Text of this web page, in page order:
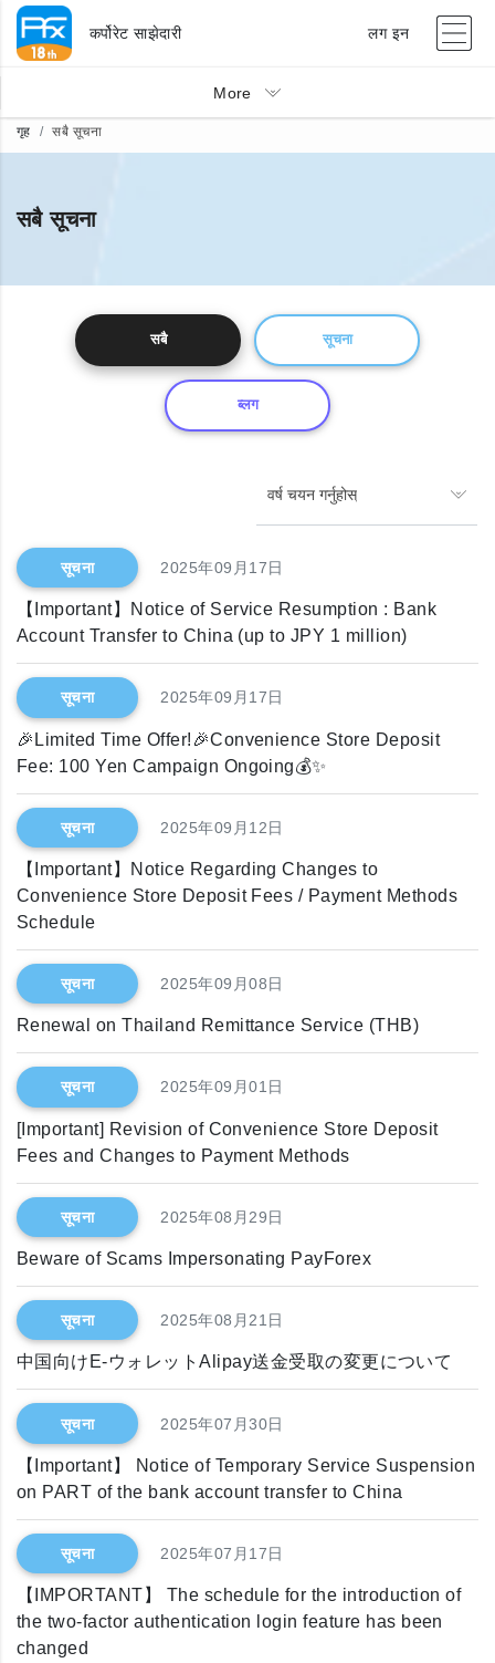
कर्पोरेट साझेदारी लग इन
More
गृह सबै सूचना
सबै सूचना
सबै सूचना
ब्लग
वर्ष चयन गर्नुहोस्
सूचना 2025年09月17日
【Important】Notice of Service Resumption : Bank
Account Transfer to China (up to JPY 1 million)
सूचना 2025年09月17日
🎉Limited Time Offer!🎉Convenience Store Deposit
Fee: 100 Yen Campaign Ongoing💰✨
सूचना 2025年09月12日
【Important】Notice Regarding Changes to
Convenience Store Deposit Fees / Payment Methods
Schedule
सूचना 2025年09月08日
Renewal on Thailand Remittance Service (THB)
सूचना 2025年09月01日
[Important] Revision of Convenience Store Deposit
Fees and Changes to Payment Methods
सूचना 2025年08月29日
Beware of Scams Impersonating PayForex
सूचना 2025年08月21日
中国向けE-ウォレットAlipay送金受取の変更について
सूचना 2025年07月30日
【Important】 Notice of Temporary Service Suspension
on PART of the bank account transfer to China
सूचना 2025年07月17日
【IMPORTANT】 The schedule for the introduction of
the two-factor authentication login feature has been
changed